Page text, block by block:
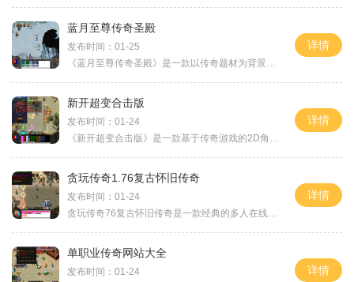
蓝月至尊传奇圣殿
发布时间：01-25
《蓝月至尊传奇圣殿》是一款以传奇题材为背景的网络游戏。游戏中独特的玩法和精美的画面吸引了众多玩家的关注。下面将详细介绍游戏的玩法以及其中的一些特色。让我们来了解一
详情
新开超变合击版
发布时间：01-24
《新开超变合击版》是一款基于传奇游戏的2D角色扮演游戏，具有万人在线的特点，玩家可以进行多种不同的互动活动，包括野外冒险、组队战斗、装备打造、技能学习等。本文将详细介
详情
贪玩传奇1.76复古怀旧传奇
发布时间：01-24
贪玩传奇76复古怀旧传奇是一款经典的多人在线角色扮演游戏。该游戏于2002年面世，至今仍然拥有众多忠实的玩家。在这个游戏里，玩家可以体验到充满刺激和乐趣的游戏世界，与其他
详情
单职业传奇网站大全
发布时间：01-24
详情